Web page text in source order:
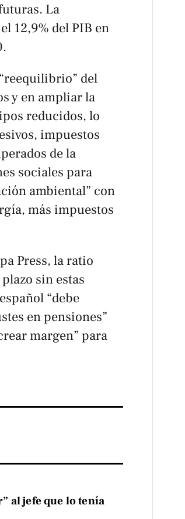
La
12,9% del PIB en
del
y en ampliar la
reducidos, lo
impuestos
de la
sociales para
ambiental” con
más impuestos
Press, la ratio
sin estas
“debe
en pensiones”
margen” para
al jefe que lo tenía